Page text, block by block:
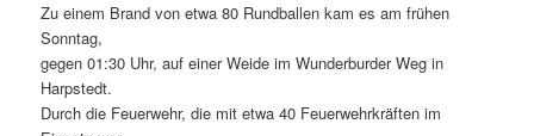
Zu einem Brand von etwa 80 Rundballen kam es am frühen
Sonntag,
gegen 01:30 Uhr, auf einer Weide im Wunderburder Weg in
Harpstedt.
Durch die Feuerwehr, die mit etwa 40 Feuerwehrkräften im